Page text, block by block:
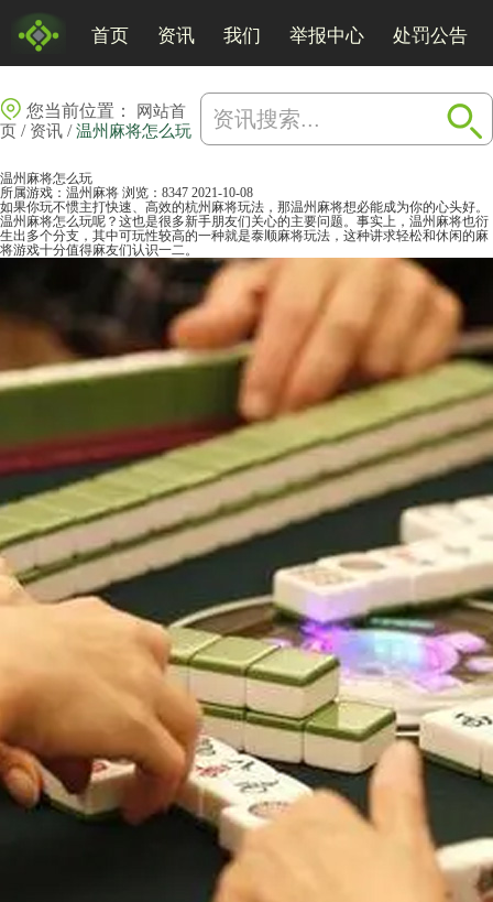
首页 资讯 我们 举报中心 处罚公告
您当前位置： 网站首
页 / 资讯 /温州麻将怎么玩
温州麻将怎么玩
所属游戏： 温州麻将 浏览：8347 2021-10-08
如果你玩不惯主打快速、高效的杭州麻将玩法，那温州 麻将想必能成为你的心头好。
温州麻将怎么玩呢？这也是很多新手朋友们关心的主要问题。事实上，温州麻将也衍
生出多个分支，其中可玩性较高的一种就是泰顺麻将玩法，这种讲求轻松和休闲的麻
将游戏十分值得麻友们认识一二。